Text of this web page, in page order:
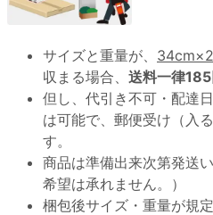
サイズと重量が、
収まる場合、 送料一律185
但し、代引き不可・配達
は可能で、郵便受け（入
す。
商品は準備出来次第発送
希望は承れません。）
梱包後サイズ・重量が規